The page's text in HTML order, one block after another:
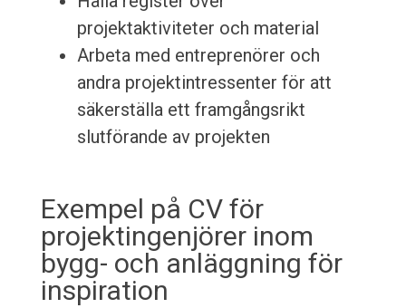
projektaktiviteter och material
Arbeta med entreprenörer och
andra projektintressenter för att
säkerställa ett framgångsrikt
slutförande av projekten
Exempel på CV för
projektingenjörer inom
bygg- och anläggning för
inspiration